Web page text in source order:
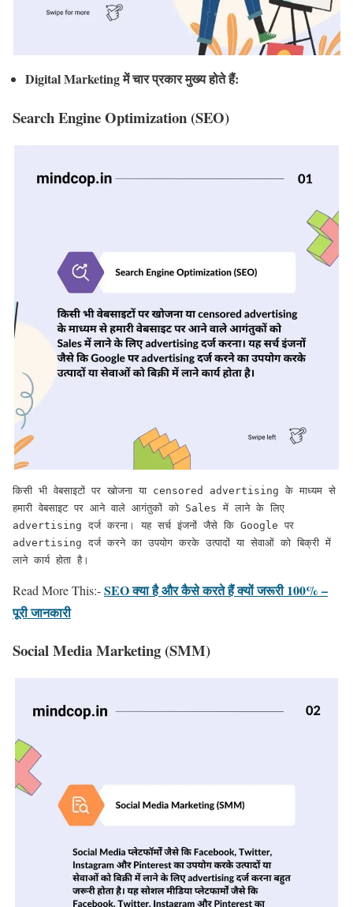
Digital Marketing में चार प्रकार मुख्य होते हैं:
Search Engine Optimization (SEO)
किसी भी वेबसाइटों पर खोजना या censored advertising के माध्यम से
हमारी वेबसाइट पर आने वाले आगंतुकों को Sales में लाने के लिए
advertising दर्ज करना। यह सर्च इंजनों जैसे कि Google पर
advertising दर्ज करने का उपयोग करके उत्पादों या सेवाओं को बिक्री में
लाने कार्य होता है।
Read More This:-SEO क्या है और कैसे करते हैं क्यों जरूरी 100% –
पूरी जानकारी
Social Media Marketing (SMM)